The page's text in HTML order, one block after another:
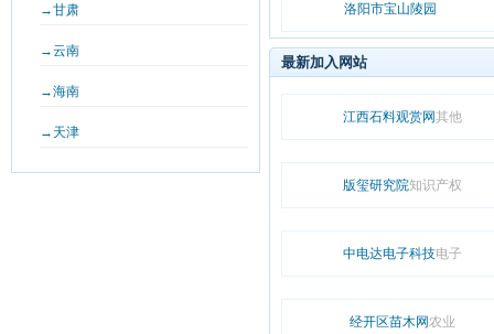
洛阳市宝山陵园
最新加入网站
江西石料观赏网其他
版玺研究院知识产权
中电达电子科技电子
经开区苗木网农业
→甘肃
→云南
→海南
→天津